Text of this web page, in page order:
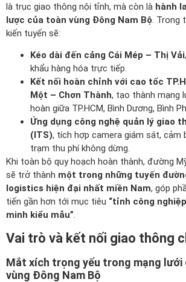
là trục giao thông nội tỉnh, mà còn là hành
lược của toàn vùng Đông Nam Bộ. Trong
kiến tuyến sẽ:
Kéo dài đến cảng Cái Mép – Thị Vải
khẩu hàng hóa trực tiếp.
Kết nối hoàn chỉnh với cao tốc
Một – Chơn Thành, tạo thành mạng
hoàn giữa TP.HCM, Bình Dương, Bình
Ứng dụng công nghệ quản lý giao
(ITS), tích hợp camera giám sát, cảm
trạm thu phí không dừng.
Khi toàn bộ quy hoạch hoàn thành, đường
sẽ trở thành một trong những tuyến
logistics hiện đại nhất miền Nam, góp
tiến gần hơn tới mục tiêu “tỉnh công
minh kiểu mẫu”.
Vai trò và kết nối giao thông
Mắt xích trọng yếu trong mạng lưới
vùng Đông Nam Bộ